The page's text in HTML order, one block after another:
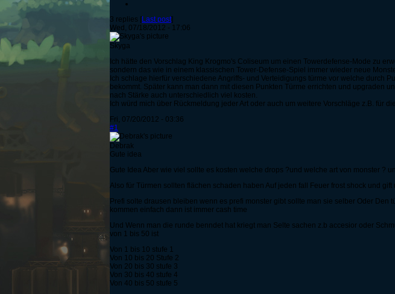
3 replies [Last post]
Wed, 07/18/2012 - 17:06
Skyga
Ich hätte den Vorschlag King Krogmo's Coliseum um einen Towerdefense-Mode zu
sondern das wie in einem klassischen Tower-Defense-Spiel immer wieder neue
Ich schlage hierfür verschiedene Angriffs- und Verteidigungs türme vor welche durch
bekommt. Später kann man dann mit diesen Punkten Türme errichten und upgraden
nach Stärke auch unterschiedlich viel kosten.
Ich würd mich über Rückmeldung jeder Art oder auch um weitere Vorschläge z.B. für
Fri, 07/20/2012 - 03:36
#1
Debrak
Gute idea
Gute Idea Aber wie viel sollte es kosten welche drops ?und welche art von monster ?
Also für Türmen sollten flächen schaden haben Auf jeden fall Feuer frost shock und
Prefi solte drausen bleiben wenn es prefi monster gibt sollte man sie selber Oder
kommen einfach dann ist immer cash time
Und Wenn man die runde benndet hat kriegt man Selte sachen z.b accesior oder
von 1 bis 50 ist
Von 1 bis 10 stufe 1
Von 10 bis 20 Stufe 2
Von 20 bis 30 stufe 3
Von 30 bis 40 stufe 4
Von 40 bis 50 stufe 5